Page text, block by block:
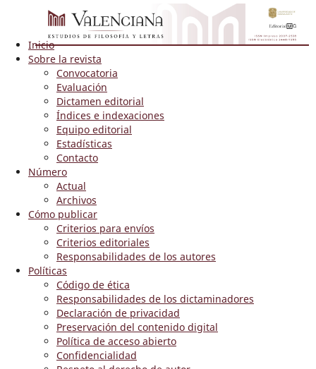
Inicio
Sobre la revista
Convocatoria
Evaluación
Dictamen editorial
Índices e indexaciones
Equipo editorial
Estadísticas
Contacto
Número
Actual
Archivos
Cómo publicar
Criterios para envíos
Criterios editoriales
Responsabilidades de los autores
Políticas
Código de ética
Responsabilidades de los dictaminadores
Declaración de privacidad
Preservación del contenido digital
Política de acceso abierto
Confidencialidad